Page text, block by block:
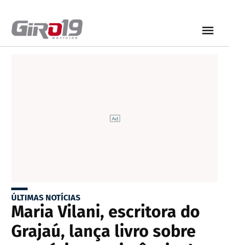
ÚLTIMAS NOTÍCIAS
Maria Vilani, escritora do
Grajaú, lança livro sobre